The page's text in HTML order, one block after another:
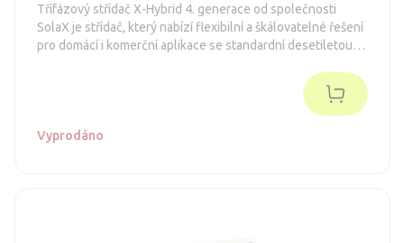
Třífázový střídač X-Hybrid 4. generace od společnosti
SolaX je střídač, který nabízí flexibilní a škálovatelné řešení
pro domácí i komerční aplikace se standardní desetiletou
Vyprodáno